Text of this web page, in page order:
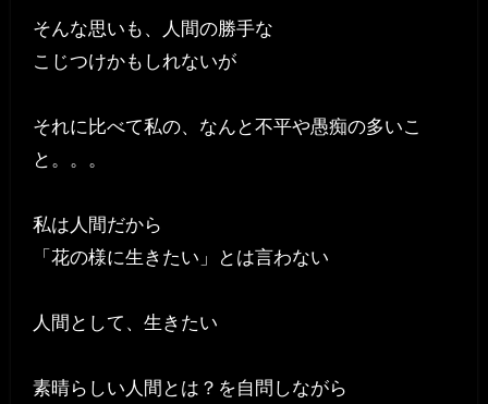
そんな思いも、人間の勝手な
こじつけかもしれないが
それに比べて私の、なんと不平や愚痴の多いこ
と。。。
私は人間だから
「花の様に生きたい」とは言わない
人間として、生きたい
素晴らしい人間とは？を自問しながら